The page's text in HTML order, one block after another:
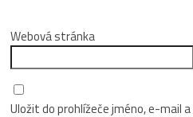
Webová stránka
Uložit do prohlížeče jméno, e-mail